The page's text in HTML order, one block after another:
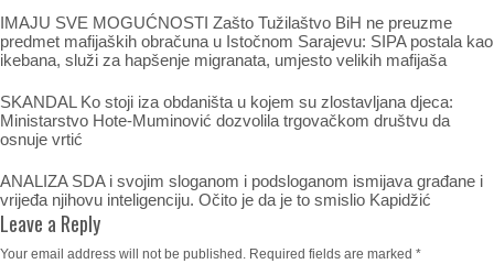
IMAJU SVE MOGUĆNOSTI Zašto Tužilaštvo BiH ne preuzme
predmet mafijaških obračuna u Istočnom Sarajevu: SIPA postala kao
ikebana, služi za hapšenje migranata, umjesto velikih mafijaša
SKANDAL Ko stoji iza obdaništa u kojem su zlostavljana djeca:
Ministarstvo Hote-Muminović dozvolila trgovačkom društvu da
osnuje vrtić
ANALIZA SDA i svojim sloganom i podsloganom ismijava građane i
vrijeđa njihovu inteligenciju. Očito je da je to smislio Kapidžić
Leave a Reply
Your email address will not be published. Required fields are marked *